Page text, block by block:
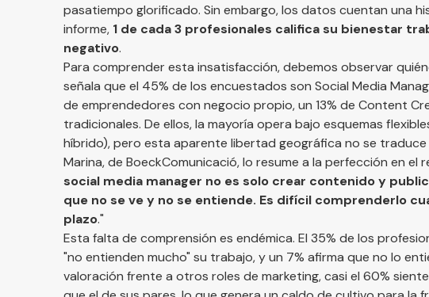
pasatiempo glorificado. Sin embargo, los datos cuentan una
informe, 1 de cada 3 profesionales califica su bienestar
negativo.
Para comprender esta insatisfacción, debemos observar
señala que el 45% de los encuestados son Social Media
de emprendedores con negocio propio, un 13% de Content
tradicionales. De ellos, la mayoría opera bajo esquemas
híbrido), pero esta aparente libertad geográfica no se
Marina, de BoeckComunicació, lo resume a la perfección en el
social media manager no es solo crear contenido y
que no se ve y no se entiende. Es difícil comprenderlo
plazo."
Esta falta de comprensión es endémica. El 35% de los
"no entienden mucho" su trabajo, y un 7% afirma que no lo
valoración frente a otros roles de marketing, casi el 60%